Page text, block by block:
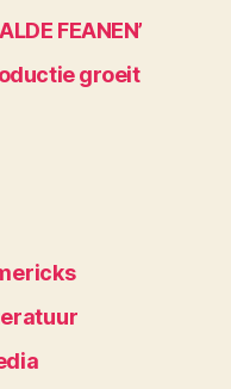
FEANEN’
groeit